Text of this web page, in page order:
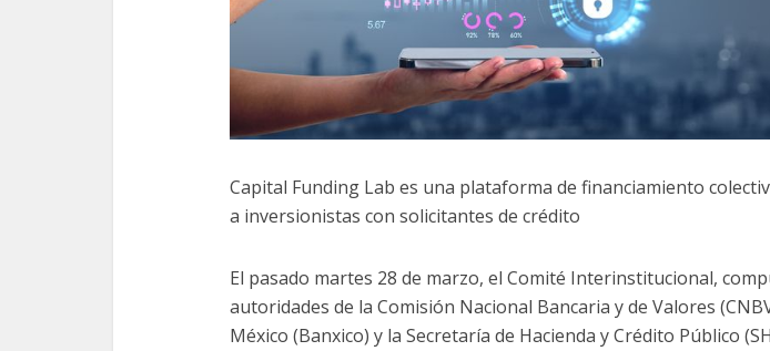
Capital Funding Lab es una plataforma de financiamiento
a inversionistas con solicitantes de crédito
El pasado martes 28 de marzo, el Comité Interinstitucional,
autoridades de la Comisión Nacional Bancaria y de Valores
México (Banxico) y la Secretaría de Hacienda y Crédito Público